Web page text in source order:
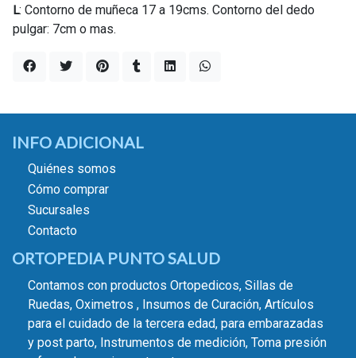
L : Contorno de muñeca 17 a 19cms. Contorno del dedo
pulgar: 7cm o mas.
INFO ADICIONAL
Quiénes somos
Cómo comprar
Sucursales
Contacto
ORTOPEDIA PUNTO SALUD
Contamos con productos Ortopedicos, Sillas de
Ruedas, Oximetros , Insumos de Curación, Artículos
para el cuidado de la tercera edad, para embarazadas
y post parto, Instrumentos de medición, Toma presión